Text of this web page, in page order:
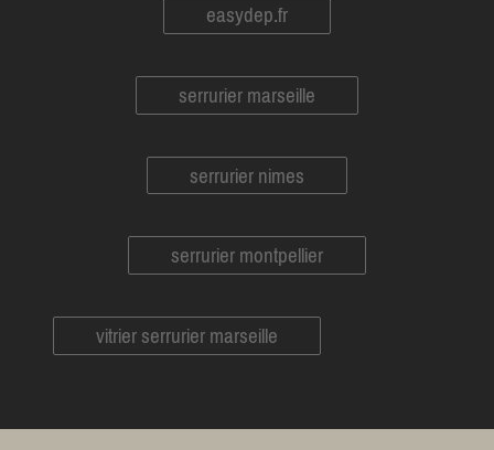
easydep.fr
serrurier marseille
serrurier nimes
serrurier montpellier
vitrier serrurier marseille